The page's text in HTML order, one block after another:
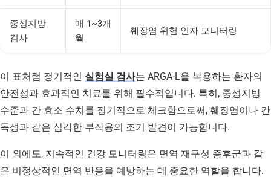
중성지방
검사
매 1~3개
월
췌장염 위험 인자 모니터링
이 표처럼 정기적인 실험실 검사는 ARGA-L을 복용하는 환자의
안전성과 효과적인 치료를 위해 필수적입니다. 특히, 중성지방
수준과 간 효소 수치를 정기적으로 체크함으로써, 췌장염이나 간
독성과 같은 심각한 부작용의 조기 발견이 가능합니다.
이 외에도, 지속적인 건강 모니터링은 면역 재구성 증후군과 같
은 비정상적인 면역 반응을 예방하는 데 중요한 역할을 합니다.